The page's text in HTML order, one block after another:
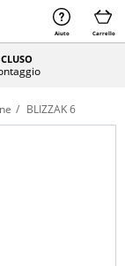
Aiuto Carrello
BLIZZAK 6